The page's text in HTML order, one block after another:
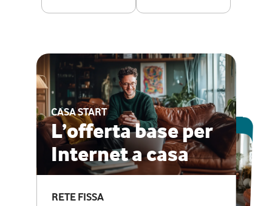
CASA START
L’offerta base per
Internet a casa
RETE FISSA
ESCLUSIVA ONLINE
CASA PRO
Internet veloce e